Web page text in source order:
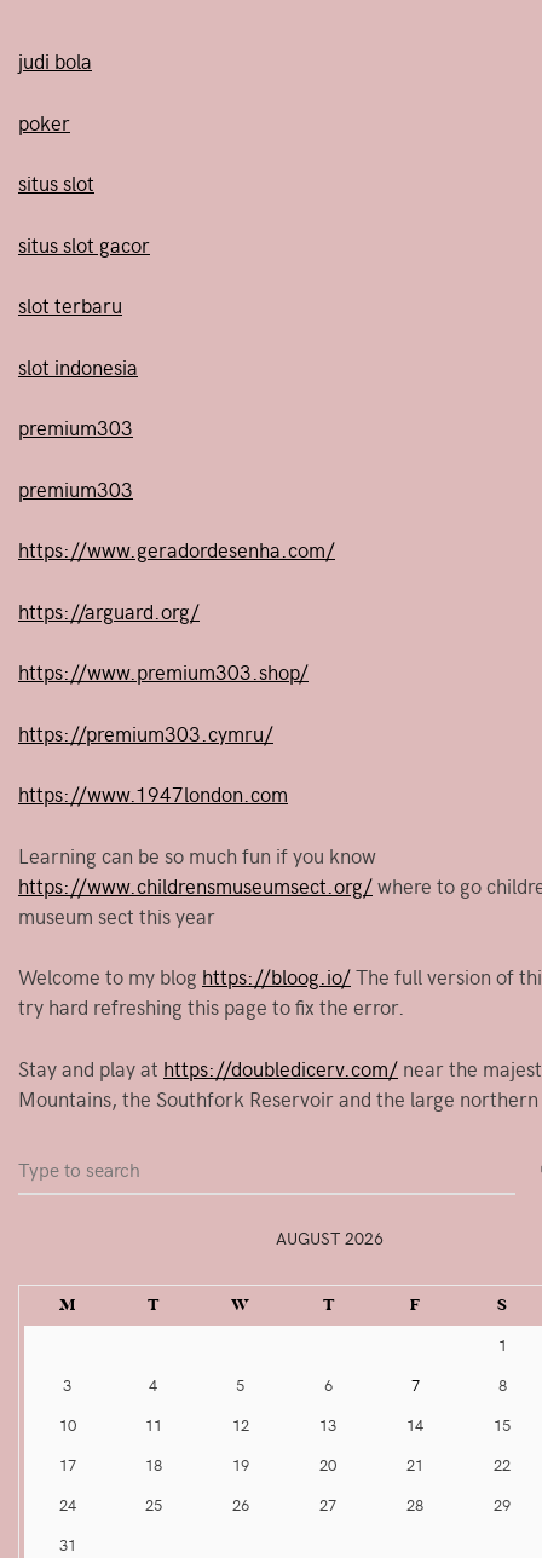
judi bola
poker
situs slot
situs slot gacor
slot terbaru
slot indonesia
premium303
premium303
https://www.geradordesenha.com/
https://arguard.org/
https://www.premium303.shop/
https://premium303.cymru/
https://www.1947london.com
Learning can be so much fun if you know
https://www.childrensmuseumsect.org/where to go
museum sect this year
Welcome to my blog https://bloog.io/The full version of
try hard refreshing this page to fix the error.
Stay and play at https://doubledicerv.com/ near the
Mountains, the Southfork Reservoir and the large
Search
for:
AUGUST 2026
M T W T F
S
1
3
4 5 6 7
8
10
11 12 13 14
15
17
18 19 20 21
22
24
25 26 27 28
29
31